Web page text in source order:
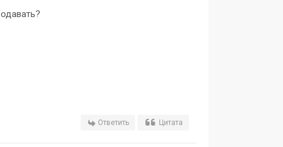
Ответить Цитата